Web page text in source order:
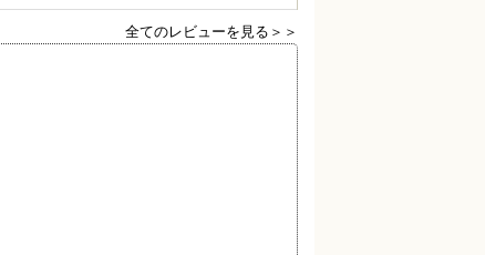
全てのレビューを見る＞＞